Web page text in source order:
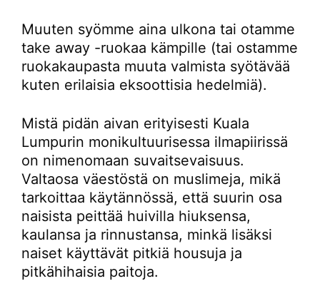
Muuten syömme aina ulkona tai otamme
take away -ruokaa kämpille (tai ostamme
ruokakaupasta muuta valmista syötävää
kuten erilaisia eksoottisia hedelmiä).
Mistä pidän aivan erityisesti Kuala
Lumpurin monikultuurisessa ilmapiirissä
on nimenomaan suvaitsevaisuus.
Valtaosa väestöstä on muslimeja, mikä
tarkoittaa käytännössä, että suurin osa
naisista peittää huivilla hiuksensa,
kaulansa ja rinnustansa, minkä lisäksi
naiset käyttävät pitkiä housuja ja
pitkähihaisia paitoja.